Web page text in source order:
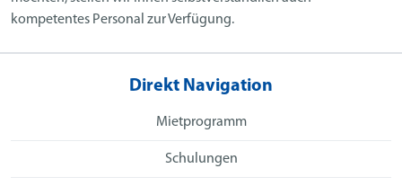
kompetentes Personal zur Verfügung.
Direkt Navigation
Mietprogramm
Schulungen